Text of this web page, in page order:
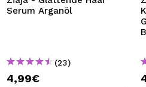
Serum Arganöl
(23)
4,99€